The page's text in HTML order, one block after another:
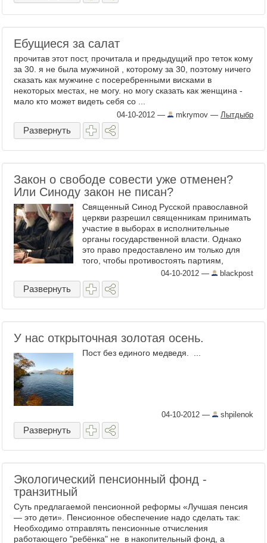
Ебущиеся за салат
прочитав этот пост, прочитала и предыдущий про теток кому
за 30. я не была мужчиной , которому за 30, поэтому ничего
сказать как мужчине с посеребренными висками в
некоторых местах, не могу. но могу сказать как женщина -
мало кто может видеть себя со ...
04-10-2012 — mkrymov — Лытдыбр
Развернуть
Закон о свободе совести уже отменен?
Или Синоду закон не писан?
Священный Синод Русской православной
церкви разрешил священникам принимать
участие в выборах в исполнительные
органы государственной власти. Однако
это право предоставлено им только для
того, чтобы противостоять партиям,
04-10-2012 — blackpost
Развернуть
У нас открыточная золотая осень.
Пост без единого медведя. ...
04-10-2012 — shpilenok
Развернуть
Экологический пенсионный фонд -
транзитный
Суть предлагаемой пенсионной реформы «Лучшая пенсия
— это дети». Пенсионное обеспечение надо сделать так:
Необходимо отправлять пенсионные отчисления
работающего "ребёнка" не в накопительный фонд, а